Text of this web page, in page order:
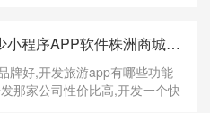
要由企业公司来
五一软件开发工资一般多少小程序APP软件株洲商城app开发多少钱开发哪些公司品牌好,开发旅游app有哪些功能需要多少钱
牌好,开发旅游app有哪些功能
那家公司性价比高,开发一个快